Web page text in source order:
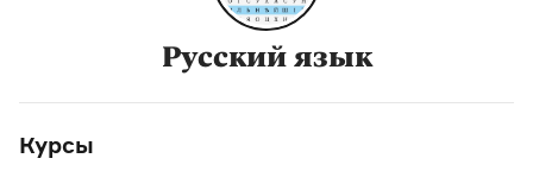
Русский язык
Курсы